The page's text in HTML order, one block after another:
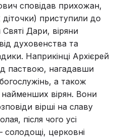
сповідав прихожан,
діточки) приступили до
Дари, віряни
духовенства та
Наприкінці Архієрей
паствою, нагадавши
а також
вірян. Вони
вірші на славу
після чого усі
церковні